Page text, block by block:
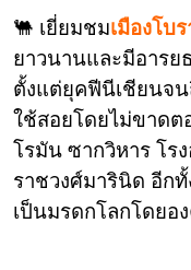
🐫 เยี่ยมชมเมืองโบ
ยาวนานและมีอาร
ตั้งแต่ยุคฟีนีเชียนจ
ใช้สอยโดยไม่ขาด
โรมัน ซากวิหาร โร
ราชวงศ์มารินิด อีก
เป็นมรดกโลกโดยอ